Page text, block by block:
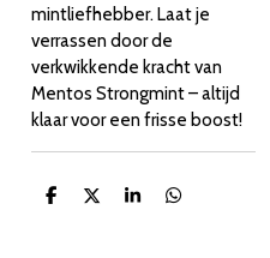
mintliefhebber. Laat je
verrassen door de
verkwikkende kracht van
Mentos Strongmint – altijd
klaar voor een frisse boost!
D
D
S
D